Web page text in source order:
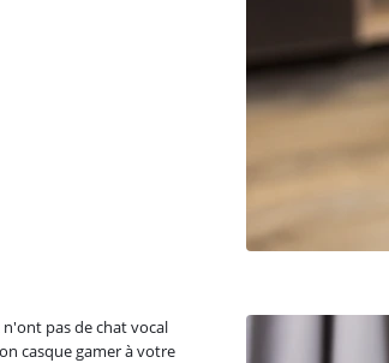
n'ont pas de chat vocal
casque gamer à votre